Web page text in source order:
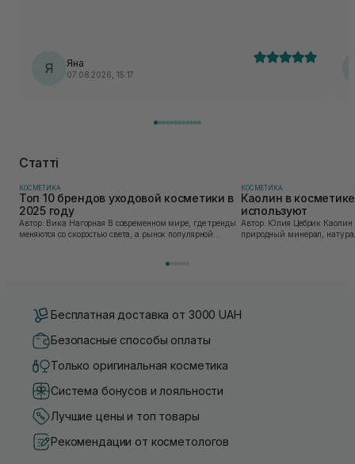
Я Яна
07.08.2026, 15:17
Статті
КОСМЕТИКА
Топ 10 брендов уходовой косметики в
2025 году
Автор: Вика Нагорная В современном мире, где тренды
меняются со скоростью света, а рынок популярной
КОСМЕТИКА
Каолин в
используют
Автор: Юлия Цебрик Каолин в косметологии – это
природный минерал,
Бесплатная доставка от 3000 UAH
Безопасные способы оплаты
Только оригинальная косметика
Система бонусов и лояльности
Лучшие цены и топ товары
Рекомендации от косметологов